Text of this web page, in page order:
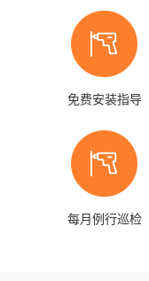
免费安装指导
每月例行巡检